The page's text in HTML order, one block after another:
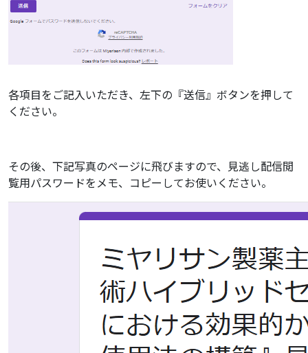
各項目をご記入いただき、左下の『送信』ボタンを押して
ください。
その後、下記写真のページに飛びますので、見逃し配信閲
覧用パスワードをメモ、コピーしてお使いください。